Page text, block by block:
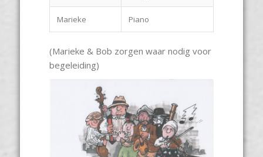
Marieke Piano
(Marieke & Bob zorgen waar nodig voor
begeleiding)